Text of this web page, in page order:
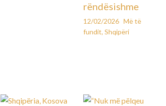
rëndësishme
12/02/2026 Më të
fundit,Shqipëri